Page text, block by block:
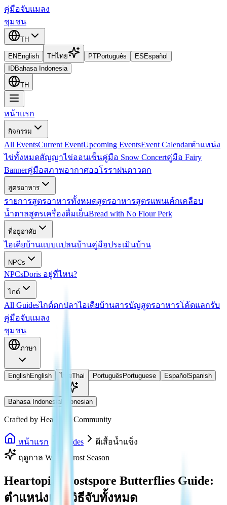
คู่มือจับแมลง
ชุมชน
TH
EN English THไทย PTPortuguês ES Español
IDBahasa Indonesia
TH
หน้าแรก
กิจกรรม
All EventsCurrent EventUpcoming EventsEvent Calendarตำแหน่ง
ไข่ทั้งหมดสัญญาไข่ออนเซ็นคู่มือ Snow Concertคู่มือ Fairy
Bannerคู่มือสภาพอากาศออโรราฝนดาวตก
สูตรอาหาร
รายการสูตรอาหารทั้งหมดสูตรอาหารสูตรแพนเค้กเคลือบ
น้ำตาลสูตรเครื่องดื่มเย็นBread with No Flour Perk
ที่อยู่อาศัย
ไอเดียบ้านแบบแปลนบ้านคู่มือประเมินบ้าน
NPCs
NPCsDoris อยู่ที่ไหน?
ไกด์
All Guidesไกด์ตกปลาไอเดียบ้านสารบัญสูตรอาหารโค้ดแลกรับ
คู่มือจับแมลง
ชุมชน
ภาษา
EnglishEnglish ไทยThai Português Portuguese Español Spanish
Bahasa Indonesia Indonesian
Crafted by Heartopia Community
หน้าแรก Guides
ผีเสื้อน้ำแข็ง
ฤดูกาล Winter Frost Season
Heartopia Frostspore Butterflies Guide:
ตำแหน่งและวิธีจับทั้งหมด